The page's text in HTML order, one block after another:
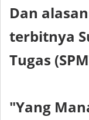
Dan
terbitnya
Tugas
"Yang